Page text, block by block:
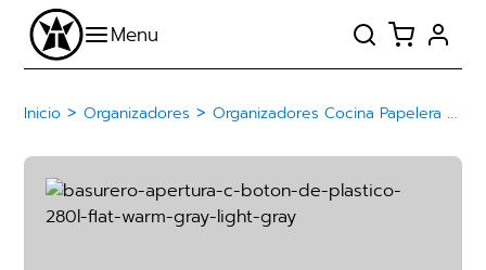
Inicio >Organizadores >Organizadores Cocina Papelera Basurero De Plástico Con Botón